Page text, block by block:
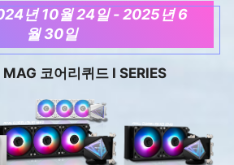
년 10월 24일 - 2025년 6
월 30일
코어리퀴드 I SERIES